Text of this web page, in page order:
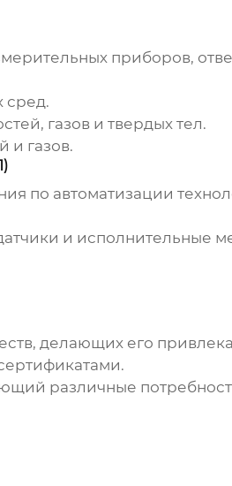
приборов,
сред.
газов и твердых тел.
и газов.
по автоматизации
и исполнительные
делающих его
различные